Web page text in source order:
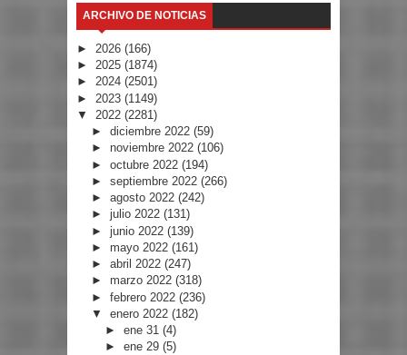
ARCHIVO DE NOTICIAS
► 2026 (166)
► 2025 (1874)
► 2024 (2501)
► 2023 (1149)
▼ 2022 (2281)
► diciembre 2022 (59)
► noviembre 2022 (106)
► octubre 2022 (194)
► septiembre 2022 (266)
► agosto 2022 (242)
► julio 2022 (131)
► junio 2022 (139)
► mayo 2022 (161)
► abril 2022 (247)
► marzo 2022 (318)
► febrero 2022 (236)
▼ enero 2022 (182)
►ene 31(4)
►ene 29(5)